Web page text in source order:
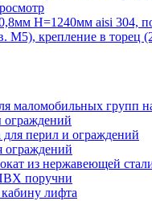
H=1240мм aisi 304,
М5), крепление в торец
маломобильных групп
перил и ограждений
ограждений
из нержавеющей
поручни
лифта